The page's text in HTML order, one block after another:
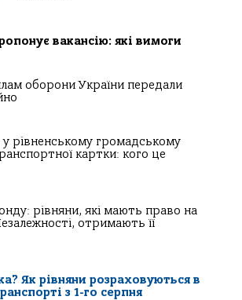
вакансію: які вимоги
оборони України передали
у рівненському громадському
картки: кого це
рівняни, які мають право на
отримають її
Як рівняни розраховуються в
з 1-го серпня